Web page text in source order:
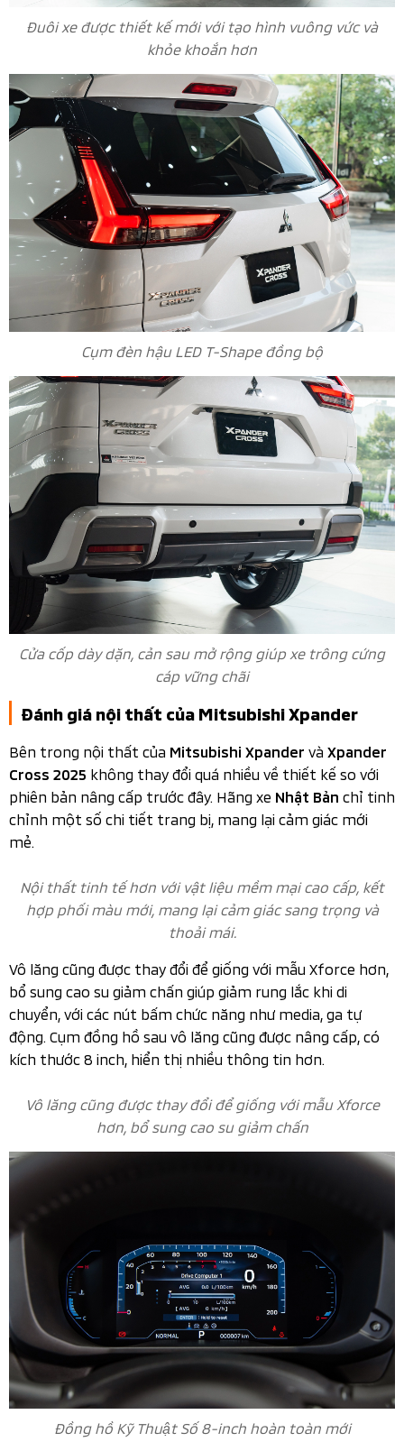
Đuôi xe được thiết kế mới với tạo hình vuông vức và
khỏe khoắn hơn
Cụm đèn hậu LED T-Shape đồng bộ
Cửa cốp dày dặn, cản sau mở rộng giúp xe trông cứng
cáp vững chãi
Đánh giá nội thất của Mitsubishi Xpander
Bên trong nội thất của Mitsubishi Xpander và Xpander
Cross 2025 không thay đổi quá nhiều về thiết kế so với
phiên bản nâng cấp trước đây. Hãng xe Nhật Bản chỉ tinh
chỉnh một số chi tiết trang bị, mang lại cảm giác mới
mẻ.
Nội thất tinh tế hơn với vật liệu mềm mại cao cấp, kết
hợp phối màu mới, mang lại cảm giác sang trọng và
bổ sung cao su giảm chấn giúp giảm rung lắc khi di
chuyển, với các nút bấm chức năng như media, ga tự
động. Cụm đồng hồ sau vô lăng cũng được nâng cấp, có
kích thước 8 inch, hiển thị nhiều thông tin hơn.